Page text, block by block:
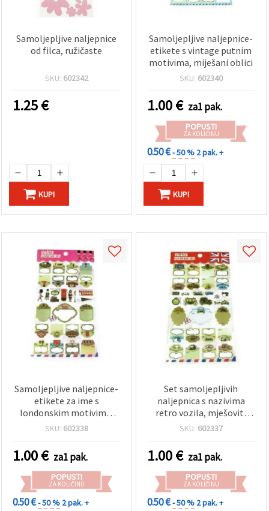
Samoljepljive naljepnice
od filca, ružičaste
SKU: 602342
1.25€
KUPI
Samoljepljive naljepnice-
etikete s vintage putnim
motivima, miješani oblici
SKU: 602340
1.00€ za1 pak.
POPUSTI
ZA KOLIČINU
0.50 €- 50 % 2 pak. +
KUPI
Samoljepljive naljepnice-
etikete za ime s
londonskim motivima,
mješoviti oblici
SKU: 602338
1.00€ za1 pak.
POPUSTI
ZA KOLIČINU
0.50 €- 50 % 2 pak. +
Set samoljepljivih
naljepnica s nazivima
retro vozila, mješoviti
oblici – za scrapbooking i
SKU: 602337
1.00€ za1 pak.
POPUSTI
ZA KOLIČINU
0.50 €- 50 % 2 pak. +